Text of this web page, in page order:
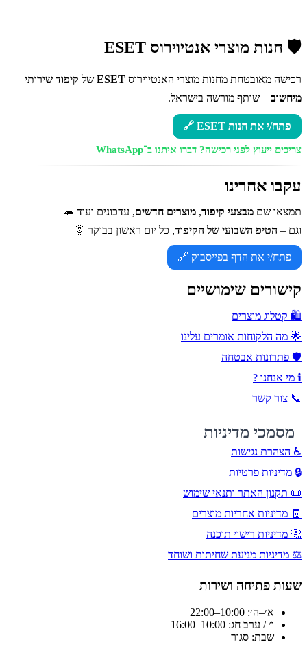
🛡️ חנות מוצרי אנטיוירוס ESET
רכישה מאובטחת מחנות מוצרי האנטיוירוס ESET של קיפוד שירותי
מיחשוב – שותף מורשה בישראל.
פתח/י את חנות ESET 🔗
צריכים ייעוץ לפני רכישה? דברו איתנו ב־WhatsApp
עקבו אחרינו
תמצאו שם מבצעי קיפוד, מוצרים חדשים, עדכונים ועוד 🦔
וגם – הטיפ השבועי של הקיפוד, כל יום ראשון בבוקר 🌞
פתח/י את הדף בפייסבוק 🔗
קישורים שימושיים
🛍️ קטלוג מוצרים
🌟 מה הלקוחות אומרים עלינו
🛡️ פתרונות אבטחה
ℹ️ מי אנחנו ?
📞 צור קשר
מסמכי מדיניות
♿ הצהרת נגישות
🔒 מדיניות פרטיות
📜 תקנון האתר ותנאי שימוש
🧾 מדיניות אחריות מוצרים
📀 מדיניות רישוי תוכנה
⚖️ מדיניות מניעת שחיתות ושוחד
שעות פתיחה ושירות
א׳–ה׳: 10:00–22:00
ו׳ / ערב חג: 10:00–16:00
שבת: סגור